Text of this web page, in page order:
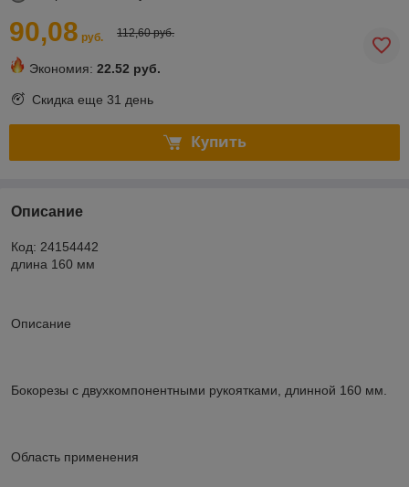
90,08 руб. 112,60 руб.
Экономия: 22.52 руб.
Скидка еще 31 день
Купить
Описание
Код: 24154442
длина 160 мм
Описание
Бокорезы с двухкомпонентными рукоятками, длинной 160 мм.
Область применения